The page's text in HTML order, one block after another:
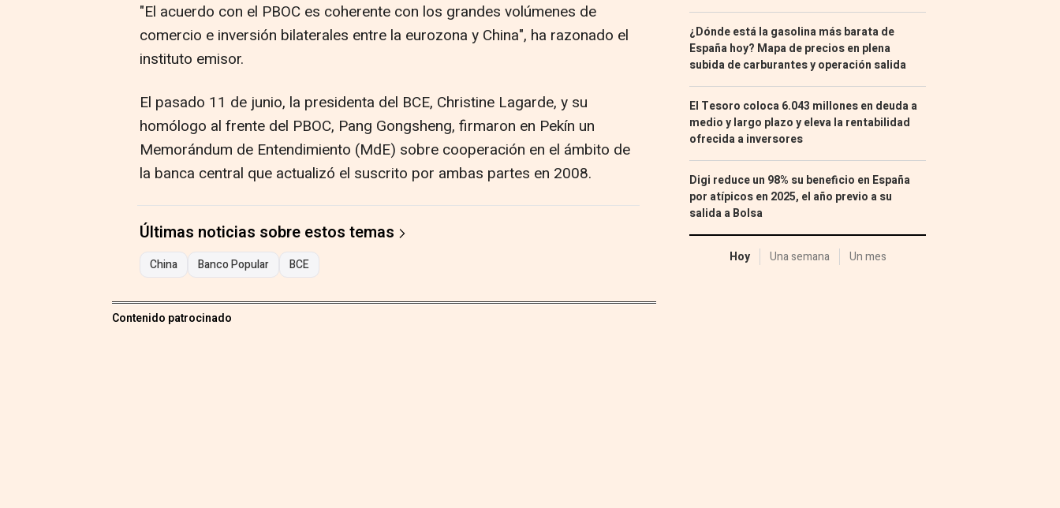
"El acuerdo con el PBOC es coherente con los grandes volúmenes de
comercio e inversión bilaterales entre la eurozona y China", ha razonado el
instituto emisor.
El pasado 11 de junio, la presidenta del BCE, Christine Lagarde, y su
homólogo al frente del PBOC, Pang Gongsheng, firmaron en Pekín un
Memorándum de Entendimiento (MdE) sobre cooperación en el ámbito de
la banca central que actualizó el suscrito por ambas partes en 2008.
Últimas noticias sobre estos temas
China Banco Popular BCE
Contenido patrocinado
¿Dónde está la gasolina más barata de
España hoy? Mapa de precios en plena
subida de carburantes y operación salida
El Tesoro coloca 6.043 millones en deuda a
medio y largo plazo y eleva la rentabilidad
ofrecida a inversores
Digi reduce un 98% su beneficio en España
por atípicos en 2025, el año previo a su
salida a Bolsa
Hoy Una semana Un mes